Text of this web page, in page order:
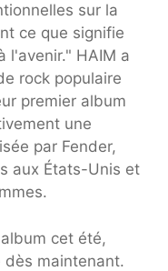
sur la
ce que signifie
l'avenir." HAIM a
rock populaire
premier album
une
par Fender,
aux États-Unis et
cet été,
dès maintenant.